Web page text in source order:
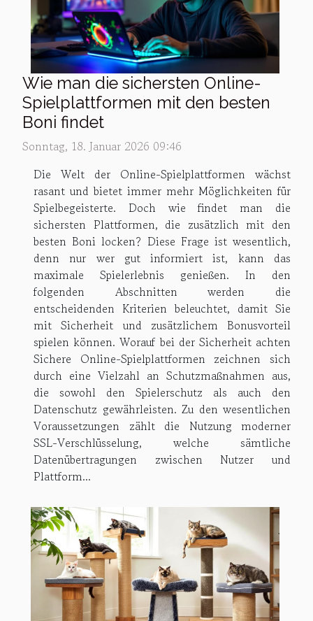
Wie man die sichersten Online-
Spielplattformen mit den besten
Boni findet
Sonntag, 18. Januar 2026 09:46
Die Welt der Online-Spielplattformen wächst
rasant und bietet immer mehr Möglichkeiten für
Spielbegeisterte. Doch wie findet man die
sichersten Plattformen, die zusätzlich mit den
besten Boni locken? Diese Frage ist wesentlich,
denn nur wer gut informiert ist, kann das
maximale Spielerlebnis genießen. In den
folgenden Abschnitten werden die
entscheidenden Kriterien beleuchtet, damit Sie
mit Sicherheit und zusätzlichem Bonusvorteil
spielen können. Worauf bei der Sicherheit achten
Sichere Online-Spielplattformen zeichnen sich
durch eine Vielzahl an Schutzmaßnahmen aus,
die sowohl den Spielerschutz als auch den
Datenschutz gewährleisten. Zu den wesentlichen
Voraussetzungen zählt die Nutzung moderner
SSL-Verschlüsselung, welche sämtliche
Datenübertragungen zwischen Nutzer und
Plattform...